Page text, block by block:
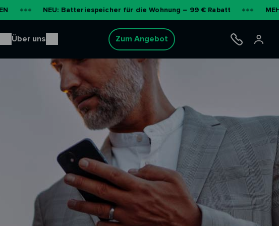
NEU: Batteriespeicher für die Wohnung – 99 € Rabatt +++ MEHR
Über uns Zum Angebot